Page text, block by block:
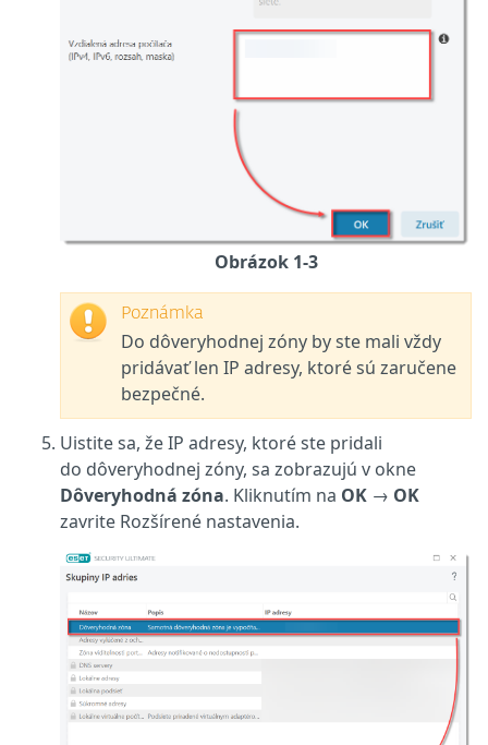
Obrázok 1-3
Poznámka
Do dôveryhodnej zóny by ste mali vždy
pridávať len IP adresy, ktoré sú zaručene
bezpečné.
Uistite sa, že IP adresy, ktoré ste pridali
do dôveryhodnej zóny, sa zobrazujú v okne
Dôveryhodná zóna. Kliknutím na OK → OK
zavrite Rozšírené nastavenia.